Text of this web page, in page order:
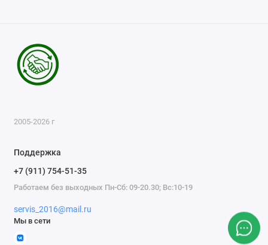
2005-2026 г
Поддержка
+7 (911) 754-51-35
Работаем без выходных Пн-Сб: 09-20.30; Вс:10-19
servis_2016@mail.ru
Мы в сети